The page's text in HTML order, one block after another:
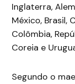
Inglaterra,
México, Brasil,
Colômbia,
Coreia e
Segundo o